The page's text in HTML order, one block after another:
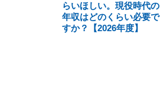
らいほしい。現役時代の
年収はどのくらい必要で
すか？【2026年度】